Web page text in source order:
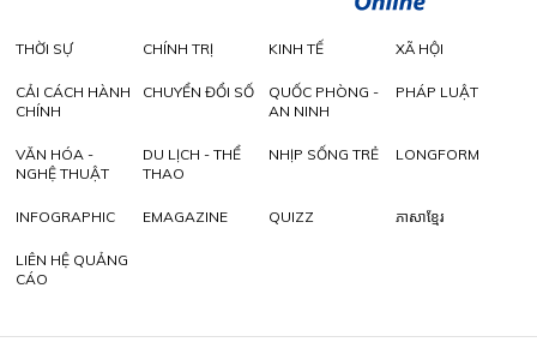
THỜI SỰ CHÍNH TRỊ KINH TẾ XÃ HỘI
CẢI CÁCH HÀNH
CHÍNH
CHUYỂN ĐỔI SỐ
QUỐC PHÒNG -
AN NINH
PHÁP LUẬT
VĂN HÓA -
NGHỆ THUẬT
DU LỊCH - THỂ
THAO
NHỊP SỐNG TRẺ LONGFORM
INFOGRAPHIC EMAGAZINE QUIZZ ភាសាខ្មែរ
LIÊN HỆ QUẢNG
CÁO